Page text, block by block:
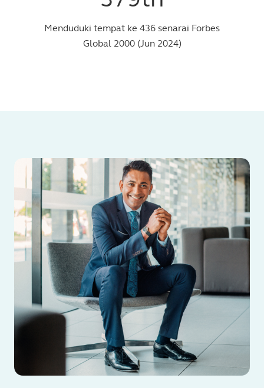
Menduduki tempat ke 436 senarai Forbes
Global 2000 (Jun 2024)